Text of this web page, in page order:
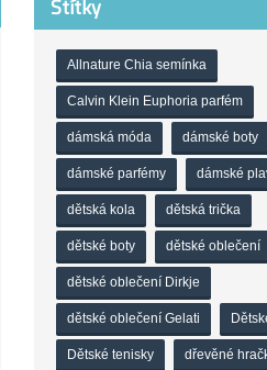
Štítky
Allnature Chia semínka
Calvin Klein Euphoria parfém
dámská móda dámské boty
dámské parfémy dámské
dětská kola dětská trička
dětské boty dětské oblečení
dětské oblečení Dirkje
dětské oblečení Gelati
Dětské tenisky dřevěné